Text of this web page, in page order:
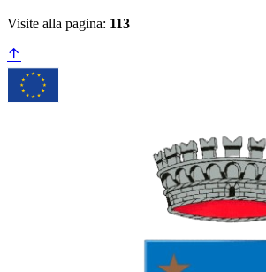
Visite alla pagina: 113